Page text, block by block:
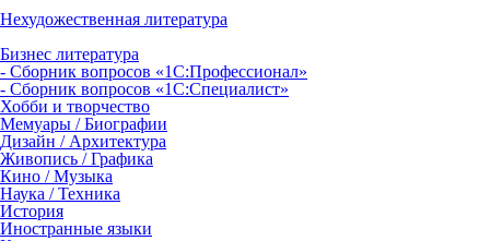
Нехудожественная литература
Бизнес литература
- Сборник вопросов «1С:Профессионал»
- Сборник вопросов «1С:Специалист»
Хобби и творчество
Мемуары / Биографии
Дизайн / Архитектура
Живопись / Графика
Кино / Музыка
Наука / Техника
История
Иностранные языки